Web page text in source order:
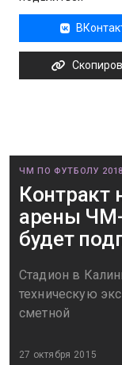
ЧМ ПО ФУТБОЛУ 2018
Контракт
арены
будет
Стадион в
техническую
сметной
27 октября 2015